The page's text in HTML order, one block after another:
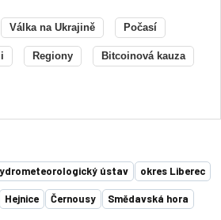
Válka na Ukrajině Počasí
Regiony Bitcoinová kauza
ústav okres Liberec
Hejnice Černousy Smědavská hora